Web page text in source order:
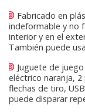
Fabricado en
indeformable y no
interior y en el
También puede
Juguete de
eléctrico naranja,
flechas de tiro,
puede disparar